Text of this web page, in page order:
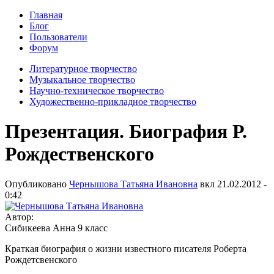
Главная
Блог
Пользователи
Форум
Литературное творчество
Музыкальное творчество
Научно-техническое творчество
Художественно-прикладное творчество
Презентация. Биография Р.
Рождественского
Опубликовано Чернышова Татьяна Ивановна вкл 21.02.2012 -
0:42
Автор:
Сибикеева Анна 9 класс
Краткая биография о жизни известного писателя Роберта
Рождетсвенского